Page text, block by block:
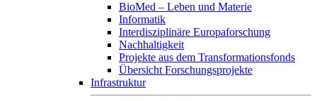
BioMed – Leben und Materie
Informatik
Interdisziplinäre Europaforschung
Nachhaltigkeit
Projekte aus dem Transformationsfonds
Übersicht Forschungsprojekte
Infrastruktur